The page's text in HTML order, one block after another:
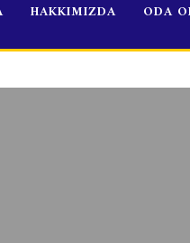
HAKKIMIZDA ODA